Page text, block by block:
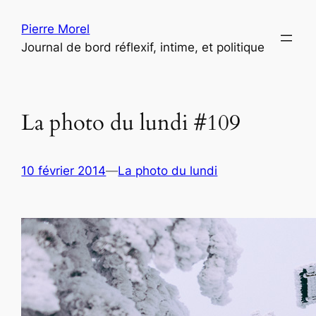
contenu
Pierre Morel
Journal de bord réflexif, intime, et politique
La photo du lundi #109
10 février 2014—La photo du lundi